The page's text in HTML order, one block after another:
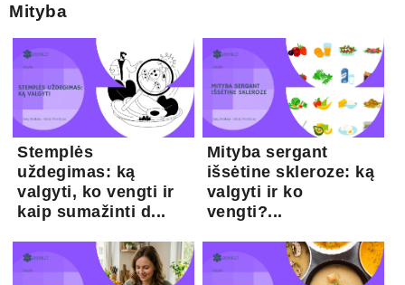
Mityba
Stemplės
uždegimas: ką
valgyti, ko vengti ir
kaip sumažinti d...
Mityba sergant
išsėtine skleroze: ką
valgyti ir ko
vengti?...